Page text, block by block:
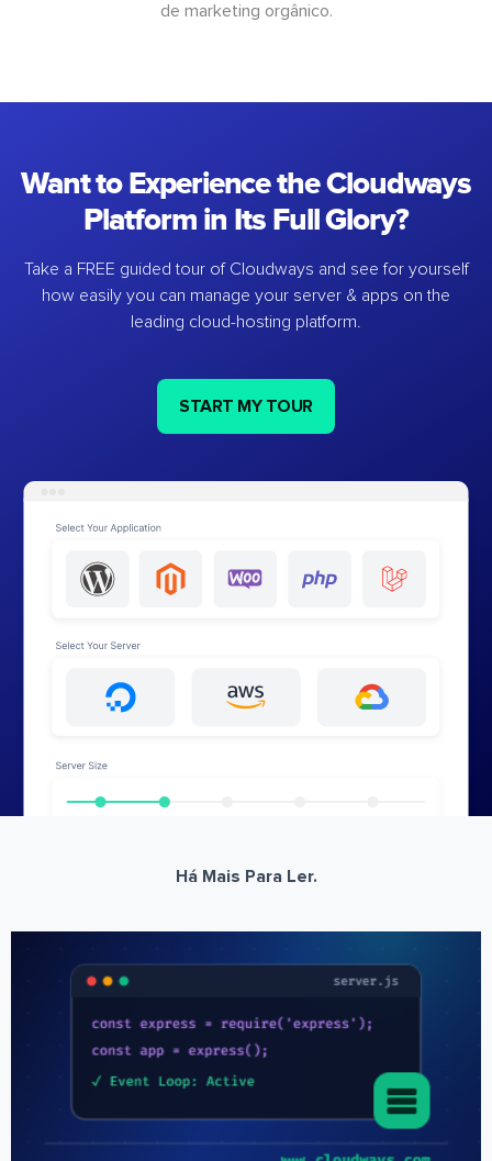
de marketing orgânico.
Want to Experience the Cloudways
Platform in Its Full Glory?
Take a FREE guided tour of Cloudways and see for yourself
how easily you can manage your server & apps on the
leading cloud-hosting platform.
START MY TOUR
Há Mais Para Ler.